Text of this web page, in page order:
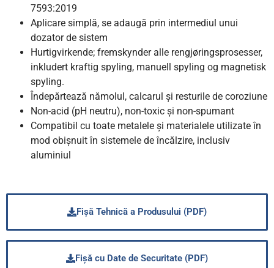
7593:2019
Aplicare simplă, se adaugă prin intermediul unui
dozator de sistem
Hurtigvirkende; fremskynder alle rengjøringsprosesser,
inkludert kraftig spyling, manuell spyling og magnetisk
spyling.
Îndepărtează nămolul, calcarul și resturile de coroziune
Non-acid (pH neutru), non-toxic și non-spumant
Compatibil cu toate metalele și materialele utilizate în
mod obișnuit în sistemele de încălzire, inclusiv
aluminiul
Fișă Tehnică a Produsului (PDF)
Fișă cu Date de Securitate (PDF)